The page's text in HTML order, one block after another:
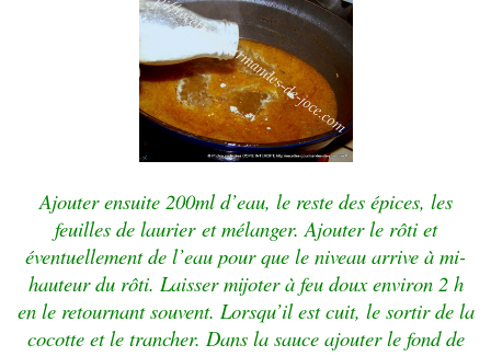
Ajouter ensuite 200ml d’eau, le reste des épices, les
feuilles de laurier et mélanger. Ajouter le rôti et
éventuellement de l’eau pour que le niveau arrive à mi-
hauteur du rôti. Laisser mijoter à feu doux environ 2 h
en le retournant souvent. Lorsqu’il est cuit, le sortir de la
cocotte et le trancher. Dans la sauce ajouter le fond de